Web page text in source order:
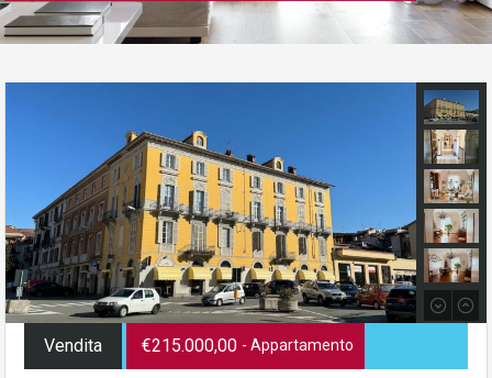
Vendita €215.000,00 - Appartamento